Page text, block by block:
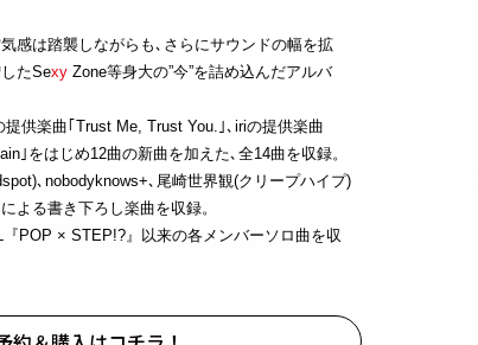
感は踏襲しながらも､さらにサウンドの幅を拡
たSexyZone等身大の”今”を詰め込んだアルバ
供楽曲｢Trust Me, Trust You.｣､iriの提供楽曲
｣をはじめ12曲の新曲を加えた､全14曲を収録。
､nobodyknows+､尾崎世界観(クリープハイプ)
よる書き下ろし楽曲を収録。
POP × STEP!?』以来の各メンバーソロ曲を収